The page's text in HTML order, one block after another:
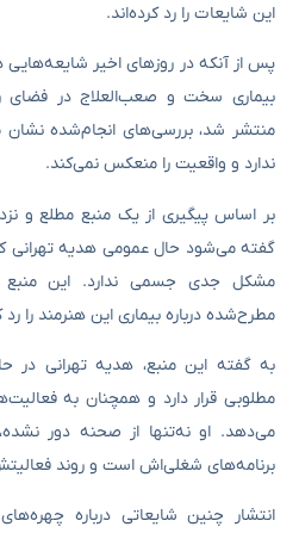
این شایعات را رد کرده‌اند.
پس از آنکه در روزهای اخیر شایعه‌هایی
بیماری سخت و صعب‌العلاج در فضای
منتشر شد، بررسی‌های انجام‌شده
ندارد و واقعیت را منعکس نمی‌کند.
بر اساس پیگیری از یک منبع مطلع و
گفته می‌شود حال عمومی هدیه تهرانی
مشکل جدی جسمی ندارد. این منبع
مطرح‌شده درباره بیماری این هنرمند را
به گفته این منبع، هدیه تهرانی
مطلوبی قرار دارد و همچنان به
می‌دهد. او نه‌تنها از صحنه دور
برنامه‌های شغلی‌اش است و روند
انتشار چنین شایعاتی درباره